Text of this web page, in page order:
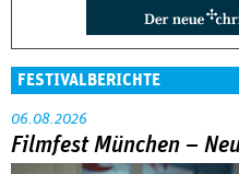
FESTIVALBERICHTE
06.08.2026
Filmfest München –